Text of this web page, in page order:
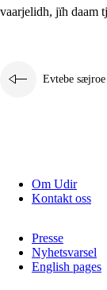
vaarjelidh, jïh daam
Evtebe sæjroe
Om Udir
Kontakt oss
Presse
Nyhetsvarsel
English pages